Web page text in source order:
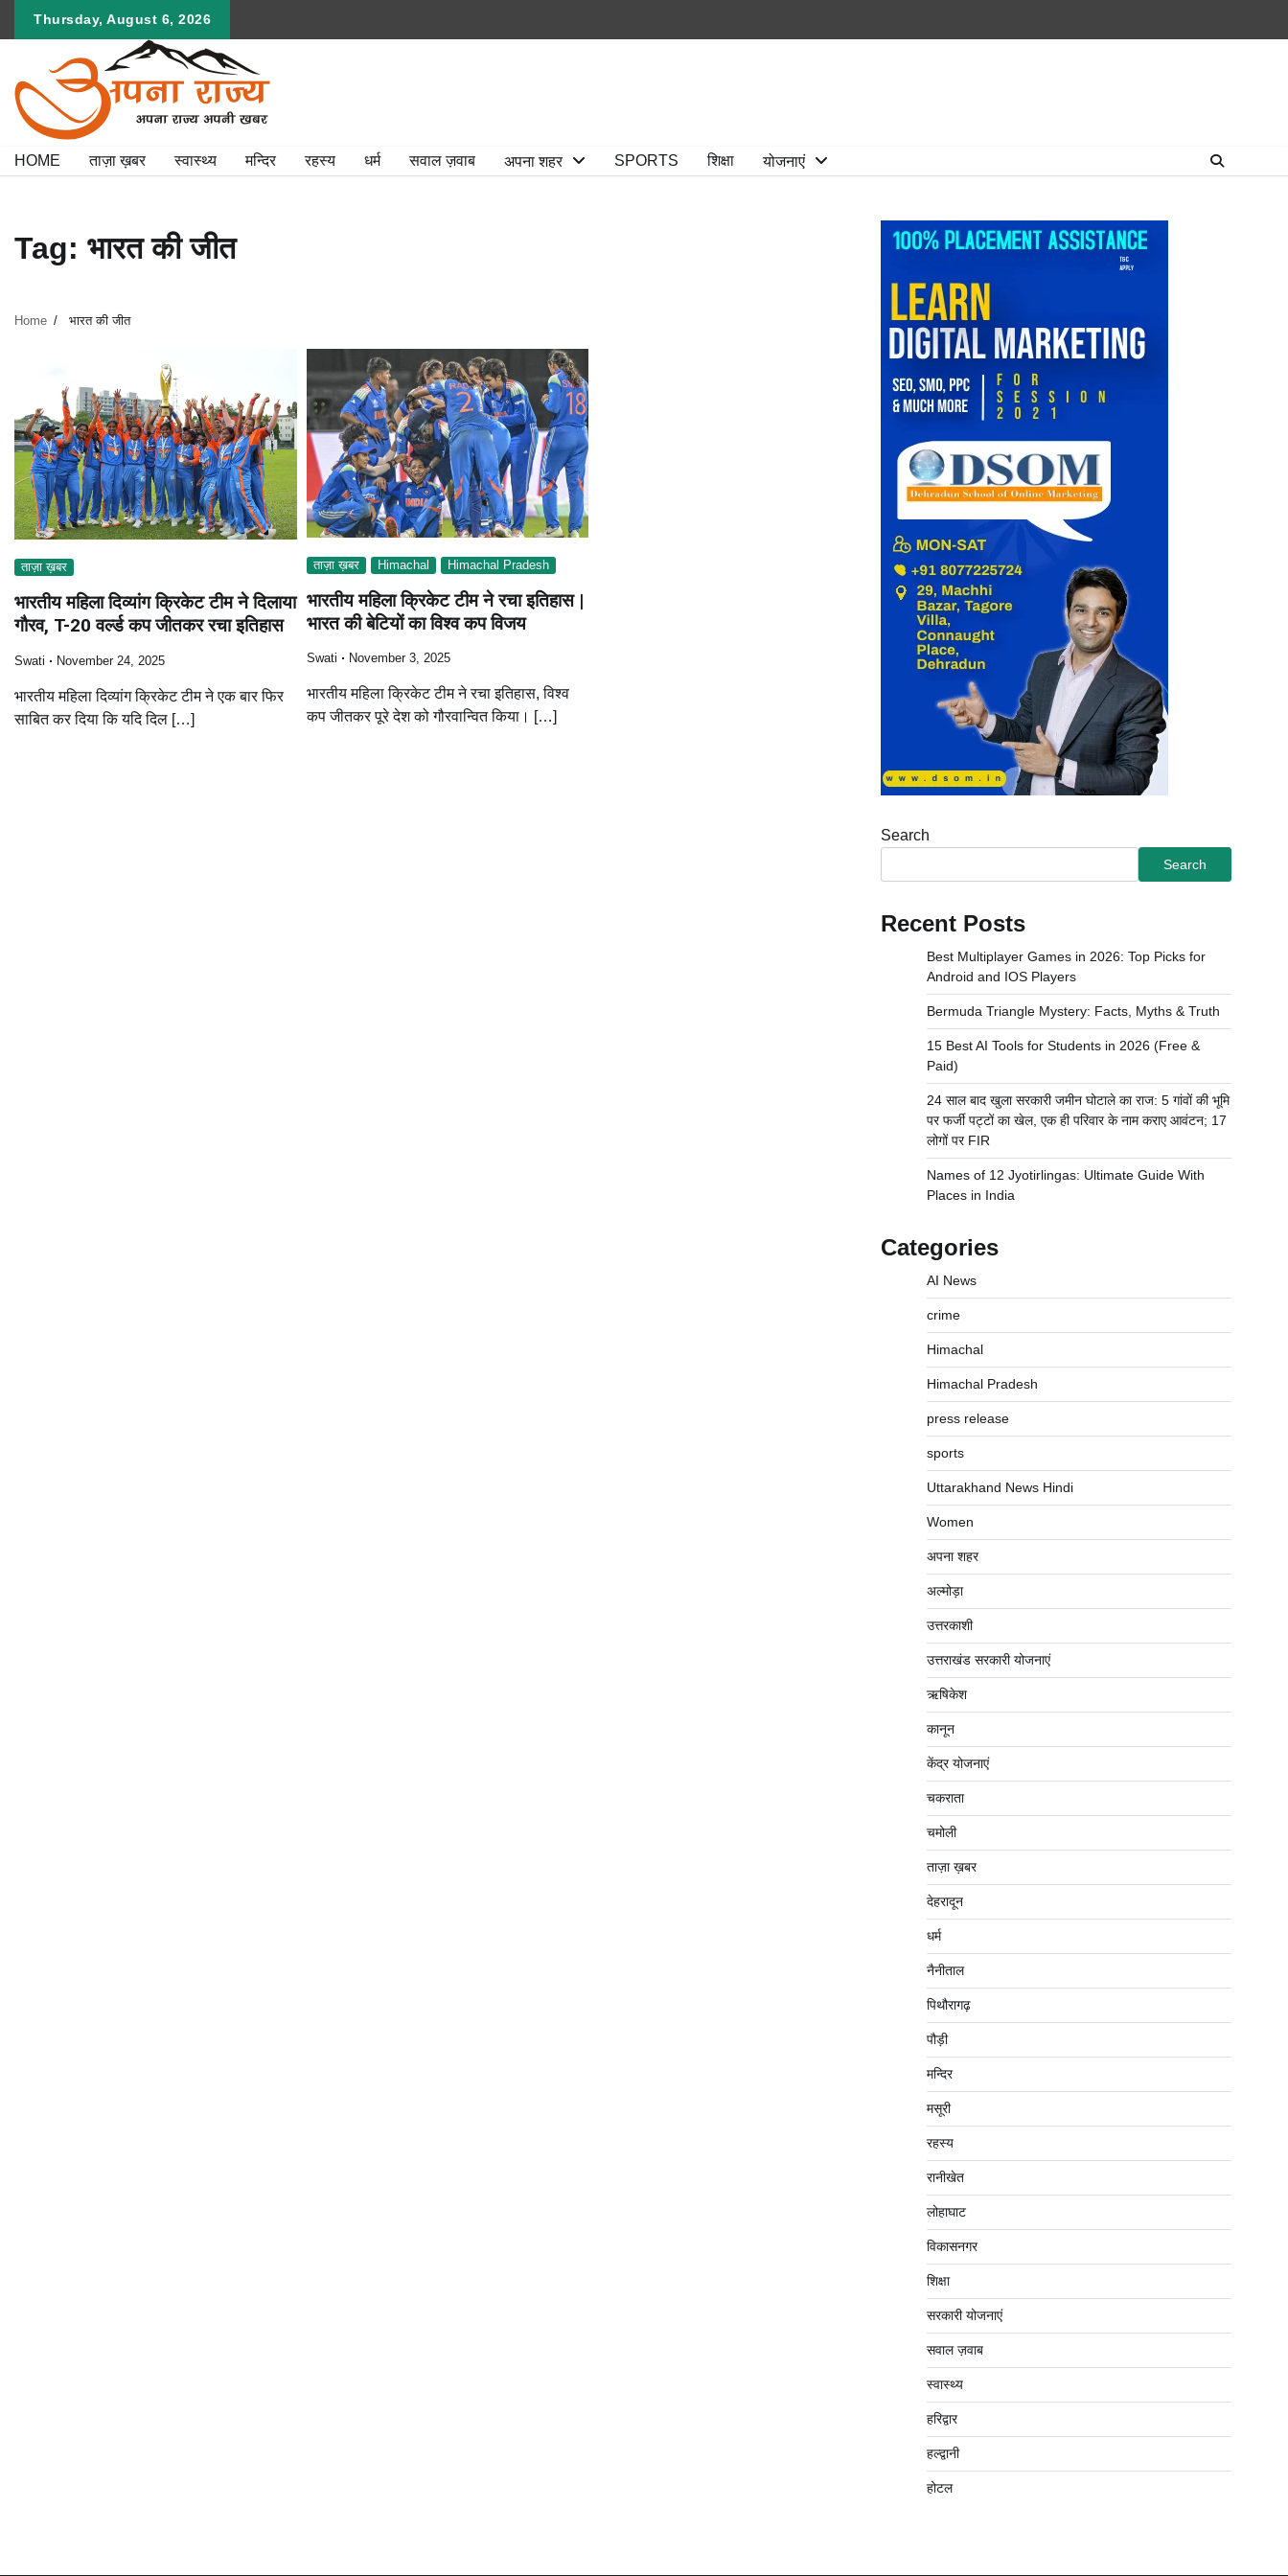
Thursday, August 6, 2026
HOME ताज़ा ख़बर स्वास्थ्य मन्दिर रहस्य धर्म सवाल ज़वाब अपना शहर SPORTS शिक्षा योजनाएं
Tag: भारत की जीत
Home भारत की जीत
ताज़ा ख़बर
भारतीय महिला दिव्यांग क्रिकेट टीम ने दिलाया
गौरव, T-20 वर्ल्ड कप जीतकर रचा इतिहास
Swati November 24, 2025
भारतीय महिला दिव्यांग क्रिकेट टीम ने एक बार फिर
साबित कर दिया कि यदि दिल […]
ताज़ा ख़बर Himachal Himachal Pradesh
भारतीय महिला क्रिकेट टीम ने रचा इतिहास |
भारत की बेटियों का विश्व कप विजय
Swati November 3, 2025
भारतीय महिला क्रिकेट टीम ने रचा इतिहास, विश्व
कप जीतकर पूरे देश को गौरवान्वित किया। […]
Search
Search
Recent Posts
Best Multiplayer Games in 2026: Top Picks for
Android and IOS Players
Bermuda Triangle Mystery: Facts, Myths & Truth
15 Best AI Tools for Students in 2026 (Free &
Paid)
24 साल बाद खुला सरकारी जमीन घोटाले का राज: 5 गांवों की भूमि
पर फर्जी पट्टों का खेल, एक ही परिवार के नाम कराए आवंटन; 17
लोगों पर FIR
Names of 12 Jyotirlingas: Ultimate Guide With
Places in India
Categories
AI News
crime
Himachal
Himachal Pradesh
press release
sports
Uttarakhand News Hindi
Women
अपना शहर
अल्मोड़ा
उत्तरकाशी
उत्तराखंड सरकारी योजनाएं
ऋषिकेश
कानून
केंद्र योजनाएं
चकराता
चमोली
ताज़ा ख़बर
देहरादून
धर्म
नैनीताल
पिथौरागढ़
पौड़ी
मन्दिर
मसूरी
रहस्य
रानीखेत
लोहाघाट
विकासनगर
शिक्षा
सरकारी योजनाएं
सवाल ज़वाब
स्वास्थ्य
हरिद्वार
हल्द्वानी
होटल